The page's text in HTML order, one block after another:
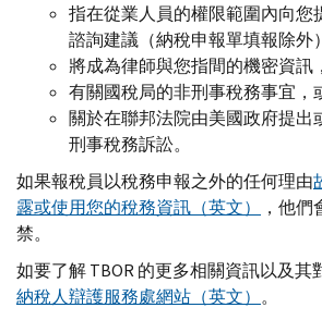
指在從業人員的權限範圍內向您
諮詢建議（納稅申報單填報除外
將成為律師與您指間的機密資訊
有關國稅局的非刑事稅務事宜，
關於在聯邦法院由美國政府提出
刑事稅務訴訟。
如果報稅員以稅務申報之外的任何理由
露或使用您的稅務資訊（英文）
，他
禁。
如要了解TBOR的更多相關資訊以及其
納稅人辯護服務處網站（英文） 。